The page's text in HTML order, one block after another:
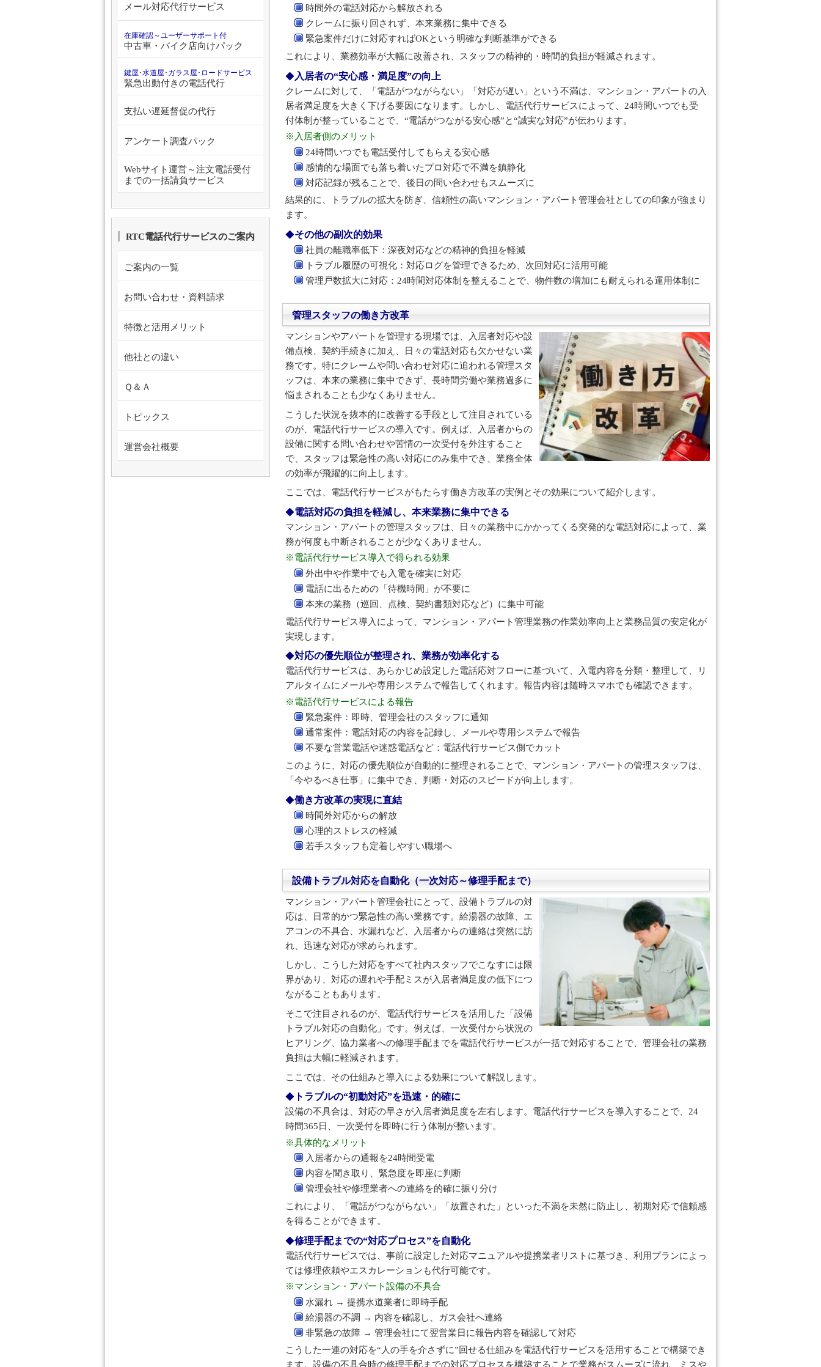
時間外の電話対応から解放される
クレームに振り回されず、本来業務に集中できる
緊急案件だけに対応すればOKという明確な判断基準ができる
これにより、業務効率が大幅に改善され、スタッフの精神的・時間的負担が軽減されます。
入居者の“安心感・満足度”の向上
クレームに対して、「電話がつながらない」「対応が遅い」という不満は、マンション・アパートの入
居者満足度を大きく下げる要因になります。しかし、電話代行サービスによって、24時間いつでも受
付体制が整っていることで、“電話がつながる安心感”と“誠実な対応”が伝わります。
※入居者側のメリット
24時間いつでも電話受付してもらえる安心感
感情的な場面でも落ち着いたプロ対応で不満を鎮静化
対応記録が残ることで、後日の問い合わせもスムーズに
結果的に、トラブルの拡大を防ぎ、信頼性の高いマンション・アパート管理会社としての印象が強まり
ます。
その他の副次的効果
社員の離職率低下：深夜対応などの精神的負担を軽減
トラブル履歴の可視化：対応ログを管理できるため、次回対応に活用可能
管理戸数拡大に対応：24時間対応体制を整えることで、物件数の増加にも耐えられる運用体制に
管理スタッフの働き方改革
マンションやアパートを管理する現場では、入居者対応や設
備点検、契約手続きに加え、日々の電話対応も欠かせない業
務です。特にクレームや問い合わせ対応に追われる管理スタ
ッフは、本来の業務に集中できず、長時間労働や業務過多に
悩まされることも少なくありません。
こうした状況を抜本的に改善する手段として注目されている
のが、電話代行サービスの導入です。例えば、入居者からの
設備に関する問い合わせや苦情の一次受付を外注すること
で、スタッフは緊急性の高い対応にのみ集中でき、業務全体
の効率が飛躍的に向上します。
ここでは、電話代行サービスがもたらす働き方改革の実例とその効果について紹介します。
電話対応の負担を軽減し、本来業務に集中できる
マンション・アパートの管理スタッフは、日々の業務中にかかってくる突発的な電話対応によって、業
務が何度も中断されることが少なくありません。
※電話代行サービス導入で得られる効果
外出中や作業中でも入電を確実に対応
電話に出るための「待機時間」が不要に
本来の業務（巡回、点検、契約書類対応など）に集中可能
電話代行サービス導入によって、マンション・アパート管理業務の作業効率向上と業務品質の安定化が
実現します。
対応の優先順位が整理され、業務が効率化する
電話代行サービスは、あらかじめ設定した電話応対フローに基づいて、入電内容を分類・整理して、リ
アルタイムにメールや専用システムで報告してくれます。報告内容は随時スマホでも確認できます。
※電話代行サービスによる報告
緊急案件：即時、管理会社のスタッフに通知
通常案件：電話対応の内容を記録し、メールや専用システムで報告
不要な営業電話や迷惑電話など：電話代行サービス側でカット
このように、対応の優先順位が自動的に整理されることで、マンション・アパートの管理スタッフは、
「今やるべき仕事」に集中でき、判断・対応のスピードが向上します。
働き方改革の実現に直結
時間外対応からの解放
心理的ストレスの軽減
若手スタッフも定着しやすい職場へ
設備トラブル対応を自動化（一次対応～修理手配まで）
マンション・アパート管理会社にとって、設備トラブルの対
応は、日常的かつ緊急性の高い業務です。給湯器の故障、エ
アコンの不具合、水漏れなど、入居者からの連絡は突然に訪
れ、迅速な対応が求められます。
しかし、こうした対応をすべて社内スタッフでこなすには限
界があり、対応の遅れや手配ミスが入居者満足度の低下につ
ながることもあります。
そこで注目されるのが、電話代行サービスを活用した「設備
トラブル対応の自動化」です。例えば、一次受付から状況の
ヒアリング、協力業者への修理手配までを電話代行サービスが一括で対応することで、管理会社の業務
負担は大幅に軽減されます。
ここでは、その仕組みと導入による効果について解説します。
トラブルの“初動対応”を迅速・的確に
設備の不具合は、対応の早さが入居者満足度を左右します。電話代行サービスを導入することで、24
時間365日、一次受付を即時に行う体制が整います。
※具体的なメリット
入居者からの通報を24時間受電
内容を聞き取り、緊急度を即座に判断
管理会社や修理業者への連絡を的確に振り分け
これにより、「電話がつながらない」「放置された」といった不満を未然に防止し、初期対応で信頼感
を得ることができます。
修理手配までの“対応プロセス”を自動化
電話代行サービスでは、事前に設定した対応マニュアルや提携業者リストに基づき、利用プランによっ
ては修理依頼やエスカレーションも代行可能です。
※マンション・アパート設備の不具合
水漏れ → 提携水道業者に即時手配
給湯器の不調 → 内容を確認し、ガス会社へ連絡
非緊急の故障 → 管理会社にて翌営業日に報告内容を確認して対応
こうした一連の対応を“人の手を介さずに”回せる仕組みを電話代行サービスを活用することで構築でき
ます。設備の不具合時の修理手配までの対応プロセスを構築することで業務がスムーズに流れ、ミスや
メール対応代行サービス
在庫確認～ユーザーサポート付
中古車・バイク店向けパック
鍵屋･水道屋･ガラス屋･ロードサービス
緊急出動付きの電話代行
支払い遅延督促の代行
アンケート調査パック
Webサイト運営～注文電話受付
までの一括請負サービス
RTC電話代行サービスのご案内
ご案内の一覧
お問い合わせ・資料請求
特徴と活用メリット
他社との違い
Ｑ＆Ａ
トピックス
運営会社概要